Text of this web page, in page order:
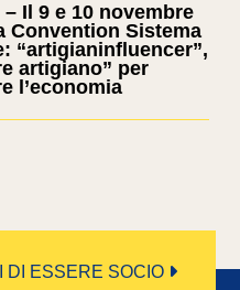
– Il 9 e 10 novembre
Convention Sistema
“artigianinfluencer”,
artigiano” per
l’economia
DI ESSERE SOCIO